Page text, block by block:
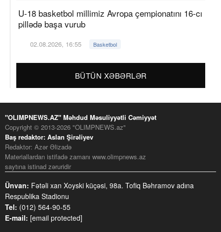
U-18 basketbol millimiz Avropa çempionatını 16-cı
pillədə başa vurub
02.08.2026, 16:55 Basketbol
BÜTÜN XƏBƏRLƏR
"OLIMPNEWS.AZ" Məhdud Məsuliyyətli Cəmiyyət
Copyright © 2013-2026 "OLIMPNEWS.az"
Baş redaktor: Aslan Şirəliyev
Redaktor: Azər Əlizadə
Materiallardan istifadə zamanı www.olimpnews.az
saytına istinad zəruridir
Ünvan: Fətəli xan Xoyski küçəsi, 98a. Tofiq Bəhramov adına
Respublika Stadionu
Tel: (012) 564-90-55
E-mail: [email protected]